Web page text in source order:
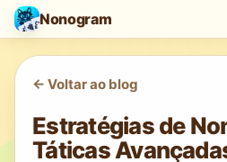
Nonogram
<- Voltar ao blog
Estratégias de
Táticas